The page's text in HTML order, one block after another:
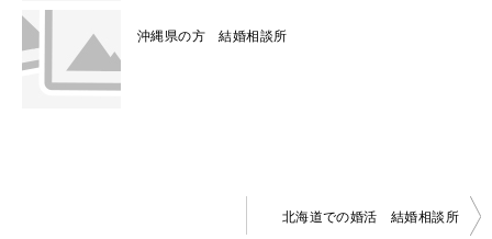
沖縄県の方 結婚相談所
北海道での婚活 結婚相談所